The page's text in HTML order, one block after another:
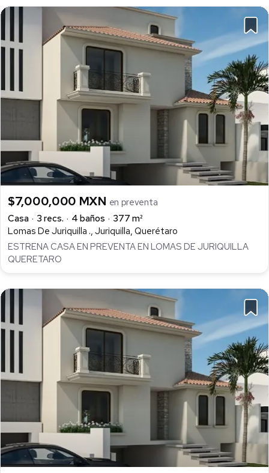
$7,000,000 MXN en preventa
Casa
3 recs. 4 baños
377 m²
Lomas De Juriquilla ., Juriquilla, Querétaro
ESTRENA CASA EN PREVENTA EN LOMAS DE JURIQUILLA
QUERETARO